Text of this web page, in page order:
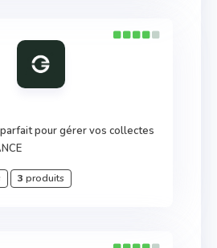
pour gérer vos collectes
3 produits